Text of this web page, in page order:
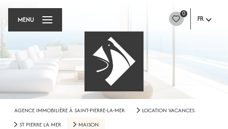
0
FR
MENU
AGENCE IMMOBILIÈRE À SAINT-PIERRE-LA-MER
LOCATION VACANCES
ST PIERRE LA MER
MAISON